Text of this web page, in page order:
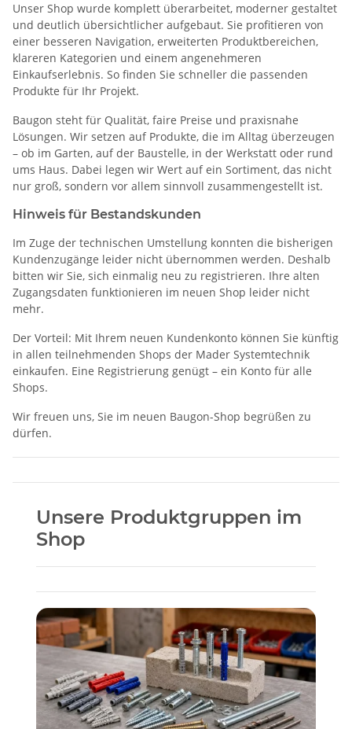
Unser Shop wurde komplett überarbeitet, moderner gestaltet
und deutlich übersichtlicher aufgebaut. Sie profitieren von
einer besseren Navigation, erweiterten Produktbereichen,
klareren Kategorien und einem angenehmeren
Einkaufserlebnis. So finden Sie schneller die passenden
Produkte für Ihr Projekt.
Baugon steht für Qualität, faire Preise und praxisnahe
Lösungen. Wir setzen auf Produkte, die im Alltag überzeugen
– ob im Garten, auf der Baustelle, in der Werkstatt oder rund
ums Haus. Dabei legen wir Wert auf ein Sortiment, das nicht
nur groß, sondern vor allem sinnvoll zusammengestellt ist.
Hinweis für Bestandskunden
Im Zuge der technischen Umstellung konnten die bisherigen
Kundenzugänge leider nicht übernommen werden. Deshalb
bitten wir Sie, sich einmalig neu zu registrieren. Ihre alten
Zugangsdaten funktionieren im neuen Shop leider nicht
mehr.
Der Vorteil: Mit Ihrem neuen Kundenkonto können Sie künftig
in allen teilnehmenden Shops der Mader Systemtechnik
einkaufen. Eine Registrierung genügt – ein Konto für alle
Shops.
Wir freuen uns, Sie im neuen Baugon-Shop begrüßen zu
dürfen.
Unsere Produktgruppen im
Shop